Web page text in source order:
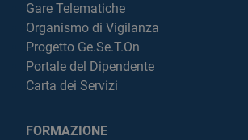
Gare Telematiche
Organismo di Vigilanza
Progetto Ge.Se.T.On
Portale del Dipendente
Carta dei Servizi
FORMAZIONE